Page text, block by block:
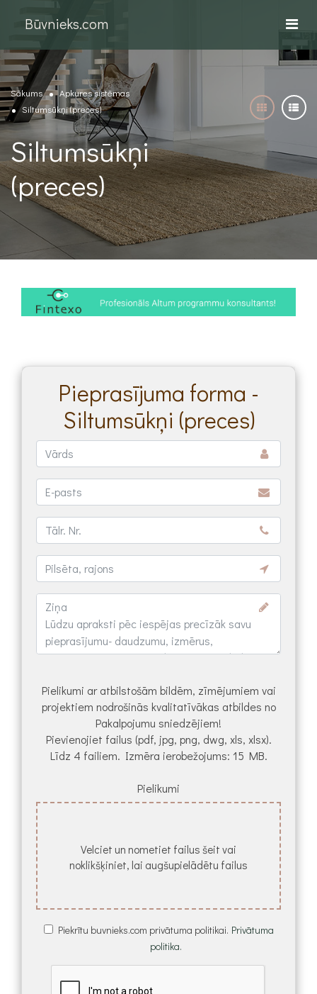
Būvnieks.com
Sākums
Apkures sistēmas
Siltumsūkņi (preces)
Siltumsūkņi
(preces)
Pieprasījuma forma -
Siltumsūkņi (preces)
Pielikumi ar atbilstošām bildēm, zīmējumiem vai
projektiem nodrošinās kvalitatīvākas atbildes no
Pakalpojumu sniedzējiem!
Pievienojiet failus (pdf, jpg, png, dwg, xls, xlsx).
Līdz 4 failiem. Izmēra ierobežojums: 15 MB.
Pielikumi
Velciet un nometiet failus šeit vai
noklikšķiniet, lai augšupielādētu failus
Piekrītu buvnieks.com privātuma politikai. Privātuma
politika.